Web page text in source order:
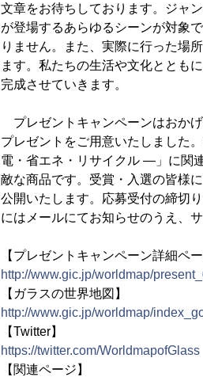
文章をお待ちしております。ジャ
が登場するあらゆるシーンが対象
りません。また、実際に行った場
ます。私たちの生活や文化ととも
完成させていきます。
プレゼントキャンペーンはおか
プレゼントをご用意いたしました
電・省エネ・リサイクル ―」に関
敵な商品です。受賞・入選の皆様
公開いたします。応募受付の締切
にはメールにてお知らせのうえ、
【プレゼントキャンペーン詳細ペー
http://www.gic.jp/worldmap/
【ガラスの世界地図】
http://www.gic.jp/worldmap/
【Twitter】
https://twitter.com/WorldmapofGlass
【関連ページ】